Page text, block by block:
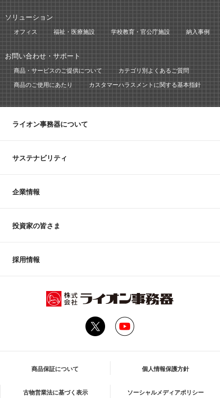
ソリューション
オフィス 福祉・医療施設 学校教育・官公庁施設 納入事例
お問い合わせ・サポート
商品・サービスのご提供について
カテゴリ別よくあるご質問
商品のご使用にあたり
カスタマーハラスメントに関する基本指針
ライオン事務器について
サステナビリティ
企業情報
投資家の皆さま
採用情報
商品保証について 個人情報保護方針
古物営業法に基づく表示 ソーシャルメディアポリシー